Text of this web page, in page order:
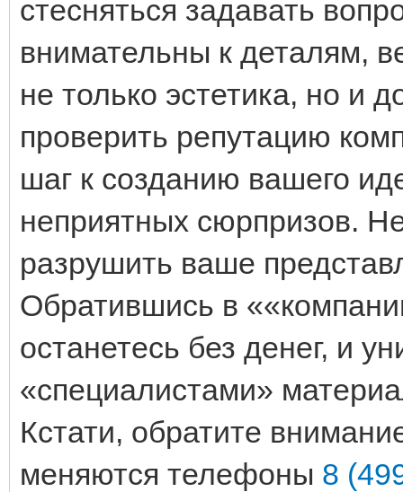
стесняться задавать
внимательны к деталям,
не только эстетика, но и
проверить репутацию
шаг к созданию вашего
неприятных сюрпризов.
разрушить ваше
Обратившись в
останетесь без денег, и
«специалистами»
Кстати, обратите
меняются телефоны 8